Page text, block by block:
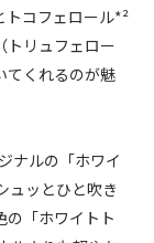
トコフェロール*²
リュフェロー
てくれるのが魅
ナルの「ホワイ
ュッとひと吹き
の「ホワイトト